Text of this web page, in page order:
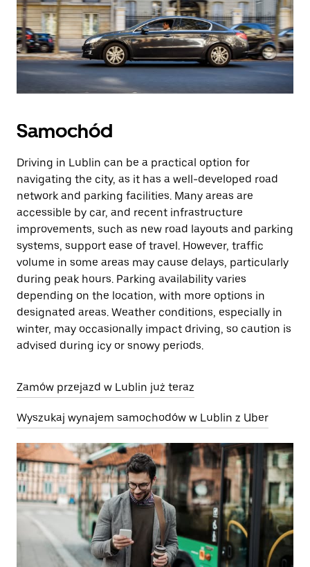
Samochód
Driving in Lublin can be a practical option for
navigating the city, as it has a well-developed road
network and parking facilities. Many areas are
accessible by car, and recent infrastructure
improvements, such as new road layouts and parking
systems, support ease of travel. However, traffic
volume in some areas may cause delays, particularly
during peak hours. Parking availability varies
depending on the location, with more options in
designated areas. Weather conditions, especially in
winter, may occasionally impact driving, so caution is
advised during icy or snowy periods.
Zamów przejazd w Lublin już teraz
Wyszukaj wynajem samochodów w Lublin z Uber